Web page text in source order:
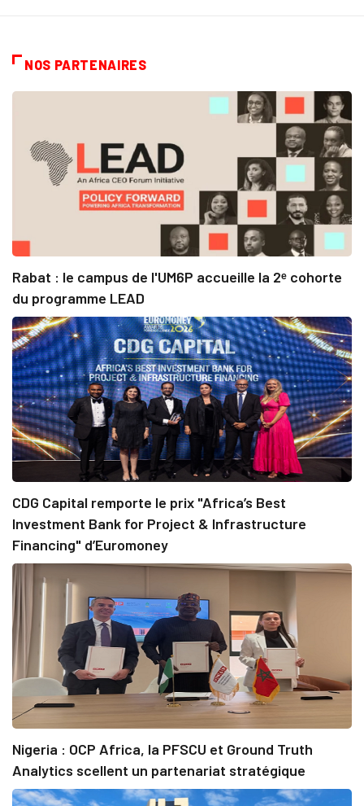
NOS PARTENAIRES
Rabat : le campus de l'UM6P accueille la 2ᵉ cohorte
du programme LEAD
CDG Capital remporte le prix "Africa’s Best
Investment Bank for Project & Infrastructure
Financing" d’Euromoney
Nigeria : OCP Africa, la PFSCU et Ground Truth
Analytics scellent un partenariat stratégique